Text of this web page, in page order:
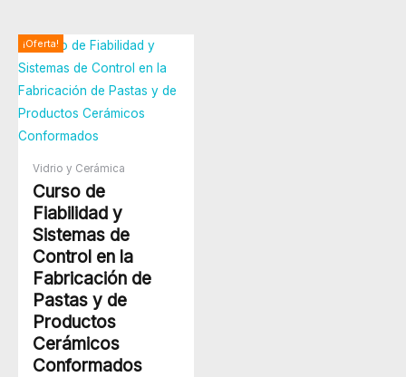
¡Oferta!
Vidrio y Cerámica
Curso de
Fiabilidad y
Sistemas de
Control en la
Fabricación de
Pastas y de
Productos
Cerámicos
Conformados
El
precio
original
era:
$250.00.
El
precio
actual
es: